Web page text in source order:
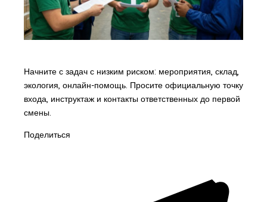
Начните с задач с низким риском: мероприятия, склад,
экология, онлайн-помощь. Просите официальную точку
входа, инструктаж и контакты ответственных до первой
смены.
Поделиться